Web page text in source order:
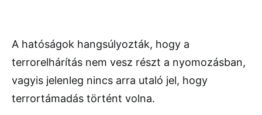
A hatóságok hangsúlyozták, hogy a
terrorelhárítás nem vesz részt a nyomozásban,
vagyis jelenleg nincs arra utaló jel, hogy
terrortámadás történt volna.